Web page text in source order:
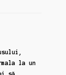
la un
să